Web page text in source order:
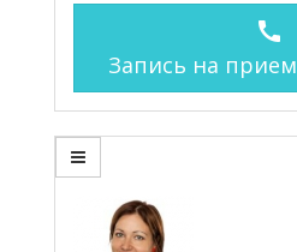
call
Запись на прием